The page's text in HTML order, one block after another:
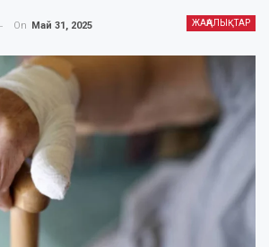
ЖАҢАЛЫҚТАР
On Май 31, 2025